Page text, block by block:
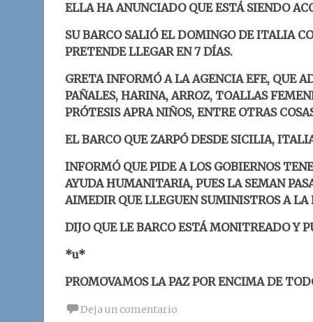
ELLA HA ANUNCIADO QUE ESTÁ SIENDO
SU BARCO SALIÓ EL DOMINGO DE ITALIA
PRETENDE LLEGAR EN 7 DÍAS.
GRETA INFORMÓ A LA AGENCIA EFE, QUE
PAÑALES, HARINA, ARROZ, TOALLAS
PRÓTESIS APRA NIÑOS, ENTRE OTRAS
EL BARCO QUE ZARPÓ DESDE SICILIA,
INFORMÓ QUE PIDE A LOS GOBIERNOS
AYUDA HUMANITARIA, PUES LA SEMAN
AIMEDIR QUE LLEGUEN SUMINISTROS A LA
DIJO QUE LE BARCO ESTÁ MONITREADO Y
*u*
PROMOVAMOS LA PAZ POR ENCIMA DE
Deja un comentario